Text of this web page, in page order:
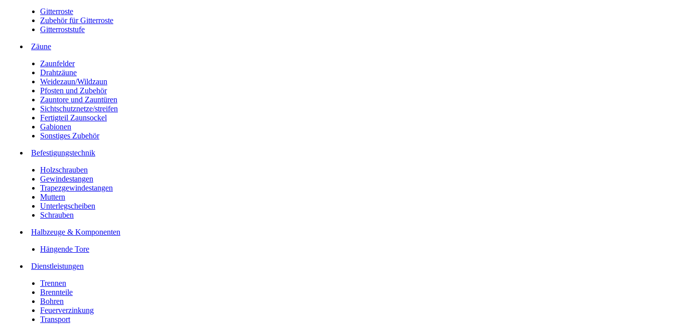
Gitterroste
Zubehör für Gitterroste
Gitterroststufe
Zäune
Zaunfelder
Drahtzäune
Weidezaun/Wildzaun
Pfosten und Zubehör
Zauntore und Zauntüren
Sichtschutznetze/streifen
Fertigteil Zaunsockel
Gabionen
Sonstiges Zubehör
Befesti­gungstechnik
Holzschrauben
Gewindestangen
Trapezgewindestangen
Muttern
Unterlegscheiben
Schrauben
Halbzeuge & Komponenten
Hängende Tore
Dienstleistungen
Trennen
Brennteile
Bohren
Feuerverzinkung
Transport